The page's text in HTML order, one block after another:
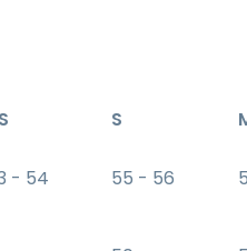
S
- 54 55 - 56